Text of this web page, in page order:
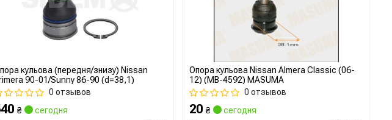
кульова (передня/знизу) Nissan
90-01/Sunny 86-90 (d=38,1)
0 отзывов
₴
сегодня
Опора кульова Nissan Almera Classic (06-
12) (MB-4592) MASUMA
0 отзывов
20₴
сегодня